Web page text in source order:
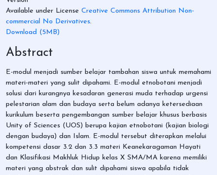
Available under License Creative Commons Attribution Non-
commercial No Derivatives.
Download (5MB)
Abstract
E-modul menjadi sumber belajar tambahan siswa untuk memahami
materi-materi yang sulit dipahami. E-modul etnobotani menjadi
solusi dari kurangnya kesadaran generasi muda terhadap urgensi
pelestarian alam dan budaya serta belum adanya ketersediaan
kurikulum beserta pengembangan sumber belajar khusus berbasis
Unity of Sciences (UOS) berupa kajian etnobotani (kajian biologi
dengan budaya) dan Islam. E-modul tersebut diterapkan melalui
kompetensi dasar 3.2 dan 3.3 materi Keanekaragaman Hayati
dan Klasifikasi Makhluk Hidup kelas X SMA/MA karena memiliki
materi yang abstrak dan sulit dipahami siswa apabila tidak